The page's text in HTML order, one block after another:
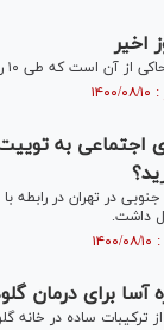
۶ نفر بر اثر کرونا جان خود را از دست می‌دهند.
داشت.
برای درمان
ترکیبات ساده در خانه